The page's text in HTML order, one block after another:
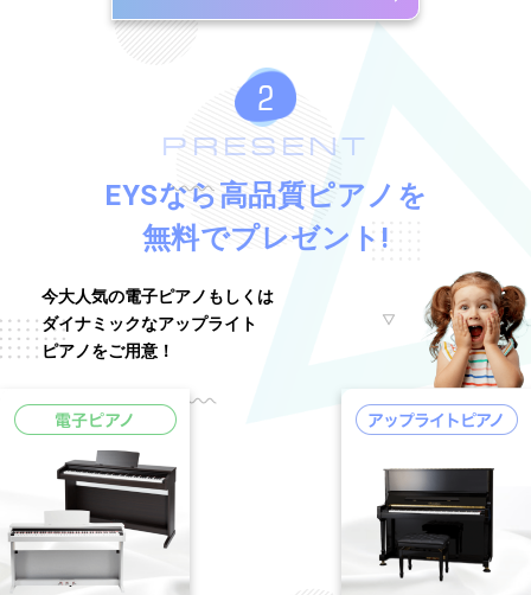
PRESENT
EYSなら高品質ピアノを
無料でプレゼント!
今大人気の電子ピアノもしくは
ダイナミックなアップライト
ピアノをご用意！